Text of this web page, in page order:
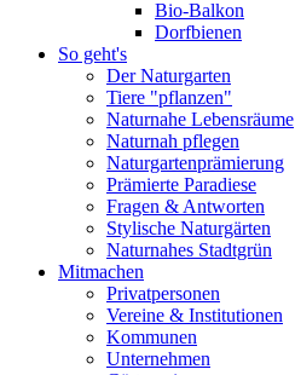
Bio-Balkon
Dorfbienen
So geht's
Der Naturgarten
Tiere "pflanzen"
Naturnahe Lebensräume
Naturnah pflegen
Naturgartenprämierung
Prämierte Paradiese
Fragen & Antworten
Stylische Naturgärten
Naturnahes Stadtgrün
Mitmachen
Privatpersonen
Vereine & Institutionen
Kommunen
Unternehmen